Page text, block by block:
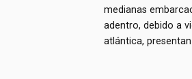
medianas
adentro, debido a
atlántica,